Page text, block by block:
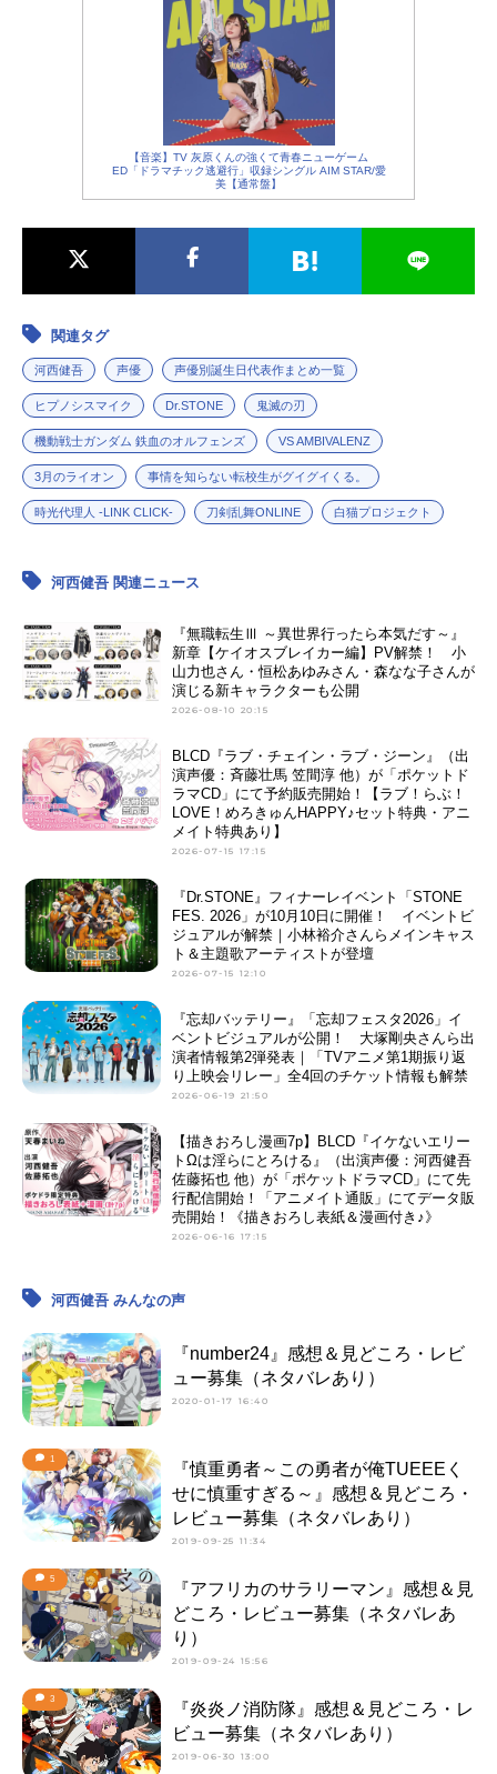
【音楽】TV 灰原くんの強くて青春ニューゲーム
ED「ドラマチック逃避行」収録シングル AIM STAR/愛
美【通常盤】
関連タグ
河西健吾 声優 声優別誕生日代表作まとめ一覧
ヒプノシスマイク Dr.STONE 鬼滅の刃
機動戦士ガンダム 鉄血のオルフェンズ VS AMBIVALENZ
3月のライオン 事情を知らない転校生がグイグイくる。
時光代理人 -LINK CLICK- 刀剣乱舞ONLINE 白猫プロジェクト
河西健吾 関連ニュース
『無職転生Ⅲ ～異世界行ったら本気だす～』
新章【ケイオスブレイカー編】PV解禁！ 小
山力也さん・恒松あゆみさん・森なな子さんが
演じる新キャラクターも公開
2026-08-10 20:15
BLCD『ラブ・チェイン・ラブ・ジーン』（出
演声優：斉藤壮馬 笠間淳 他）が「ポケットド
ラマCD」にて予約販売開始！【ラブ！らぶ！
LOVE！めろきゅんHAPPY♪セット特典・アニ
メイト特典あり】
2026-07-15 17:15
『Dr.STONE』フィナーレイベント「STONE
FES. 2026」が10月10日に開催！ イベントビ
ジュアルが解禁｜小林裕介さんらメインキャス
ト＆主題歌アーティストが登壇
2026-07-15 12:10
『忘却バッテリー』「忘却フェスタ2026」イ
ベントビジュアルが公開！ 大塚剛央さんら出
演者情報第2弾発表｜「TVアニメ第1期振り返
り上映会リレー」全4回のチケット情報も解禁
2026-06-19 21:50
【描きおろし漫画7p】BLCD『イケないエリー
トΩは淫らにとろける』（出演声優：河西健吾
佐藤拓也 他）が「ポケットドラマCD」にて先
行配信開始！「アニメイト通販」にてデータ販
売開始！《描きおろし表紙＆漫画付き♪》
2026-06-16 17:15
河西健吾 みんなの声
『number24』感想＆見どころ・レビ
ュー募集（ネタバレあり）
2020-01-17 16:40
1
『慎重勇者～この勇者が俺TUEEEく
せに慎重すぎる～』感想＆見どころ・
レビュー募集（ネタバレあり）
2019-09-25 11:34
5
『アフリカのサラリーマン』感想＆見
どころ・レビュー募集（ネタバレあ
り）
2019-09-24 15:56
3
『炎炎ノ消防隊』感想＆見どころ・レ
ビュー募集（ネタバレあり）
2019-06-30 13:00